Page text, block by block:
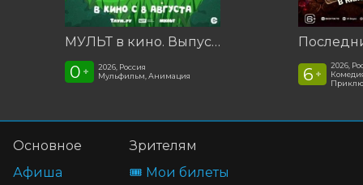
МУЛЬТ в кино. Выпуск №198. Некогда скучать
0 +
2026, Россия
Мульфильм, Анимация
6 +
2026,
Основное
Афиша
Зрителям
🎟️ Мои билеты